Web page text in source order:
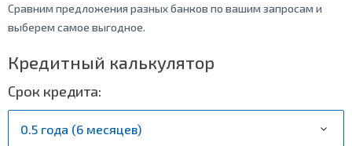
Сравним предложения разных банков по вашим запросам и
выберем самое выгодное.
Кредитный калькулятор
Срок кредита: